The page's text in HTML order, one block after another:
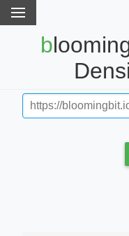
bloomingbit.io Keyword